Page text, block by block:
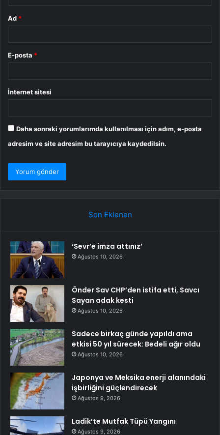
Ad *
E-posta *
İnternet sitesi
Daha sonraki yorumlarımda kullanılması için adım, e-posta
adresim ve site adresim bu tarayıcıya kaydedilsin.
Son Eklenen
‘Sevr’e imza attınız’
Ağustos 10, 2026
Önder Sav CHP’den istifa etti, Savcı
Sayan adak kesti
Ağustos 10, 2026
Sadece birkaç günde yapıldı ama
etkisi 50 yıl sürecek: Bedeli ağır oldu
Ağustos 10, 2026
Japonya ve Meksika enerji alanındaki
işbirliğini güçlendirecek
Ağustos 9, 2026
Ladik’te Mutfak Tüpü Yangını
Ağustos 9, 2026